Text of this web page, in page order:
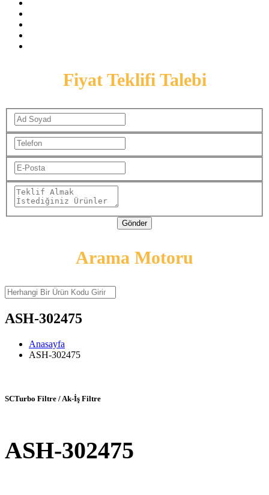
Fiyat Teklifi Talebi
Gönder
Arama Motoru
ASH-302475
Anasayfa
ASH-302475
SCTurbo Filtre / Ak-İş Filtre
ASH-302475